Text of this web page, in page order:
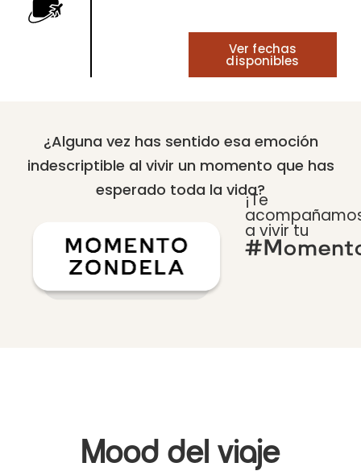
Ver fechas
disponibles
¿Alguna vez has sentido esa emoción
indescriptible al vivir un momento que has
esperado toda la vida?
¡Te
a vivir tu
Mood del viaje